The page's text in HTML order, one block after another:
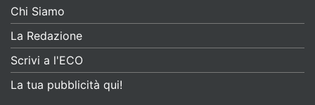
Chi Siamo
La Redazione
Scrivi a l'ECO
La tua pubblicità qui!